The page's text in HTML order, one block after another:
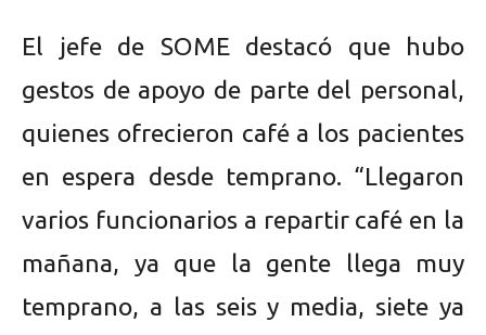
El jefe de SOME destacó que hubo
gestos de apoyo de parte del personal,
quienes ofrecieron café a los pacientes
en espera desde temprano. “Llegaron
varios funcionarios a repartir café en la
mañana, ya que la gente llega muy
temprano, a las seis y media, siete ya